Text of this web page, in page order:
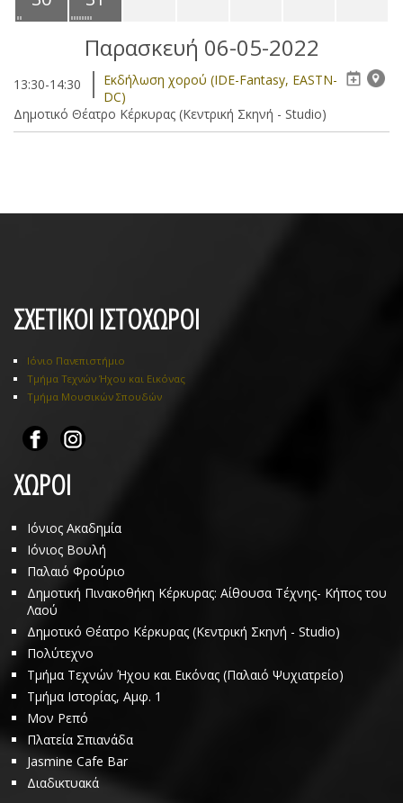
Παρασκευή 06-05-2022
13:30-14:30
Eκδήλωση χορού (IDE-Fantasy, EASTN-
DC)
Δημοτικό Θέατρο Κέρκυρας (Κεντρική Σκηνή - Studio)
ΣΧΕΤΙΚΟΙ ΙΣΤΟΧΩΡΟΙ
Ιόνιο Πανεπιστήμιο
Τμήμα Τεχνών Ήχου και Εικόνας
Τμήμα Μουσικών Σπουδών
ΧΩΡΟΙ
Ιόνιος Ακαδημία
Ιόνιος Βουλή
Παλαιό Φρούριο
Δημοτική Πινακοθήκη Κέρκυρας: Αίθουσα Τέχνης- Κήπος του
Λαού
Δημοτικό Θέατρο Κέρκυρας (Κεντρική Σκηνή - Studio)
Πολύτεχνο
Τμήμα Τεχνών Ήχου και Εικόνας (Παλαιό Ψυχιατρείο)
Τμήμα Ιστορίας, Αμφ. 1
Μον Ρεπό
Πλατεία Σπιανάδα
Jasmine Cafe Bar
Διαδικτυακά